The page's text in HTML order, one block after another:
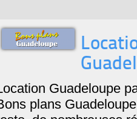
Guadeloupe
plans